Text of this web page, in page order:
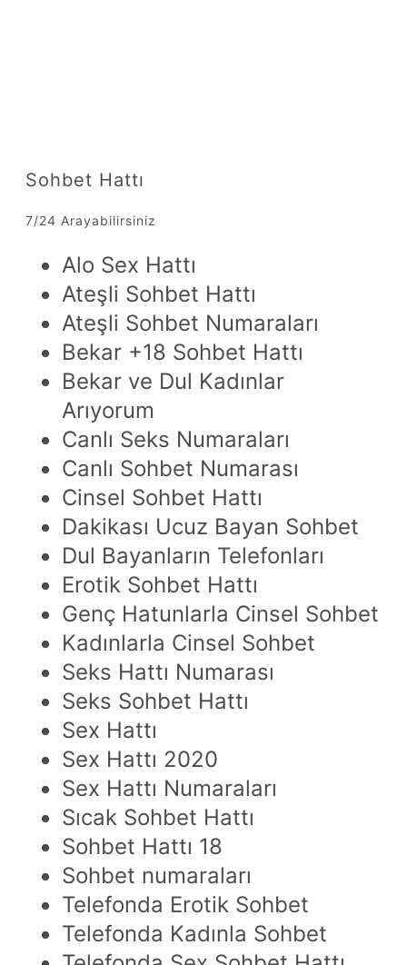
Sohbet Hattı
7/24 Arayabilirsiniz
Alo Sex Hattı
Ateşli Sohbet Hattı
Ateşli Sohbet Numaraları
Bekar +18 Sohbet Hattı
Bekar ve Dul Kadınlar
Arıyorum
Canlı Seks Numaraları
Canlı Sohbet Numarası
Cinsel Sohbet Hattı
Dakikası Ucuz Bayan Sohbet
Dul Bayanların Telefonları
Erotik Sohbet Hattı
Genç Hatunlarla Cinsel Sohbet
Kadınlarla Cinsel Sohbet
Seks Hattı Numarası
Seks Sohbet Hattı
Sex Hattı
Sex Hattı 2020
Sex Hattı Numaraları
Sıcak Sohbet Hattı
Sohbet Hattı 18
Sohbet numaraları
Telefonda Erotik Sohbet
Telefonda Kadınla Sohbet